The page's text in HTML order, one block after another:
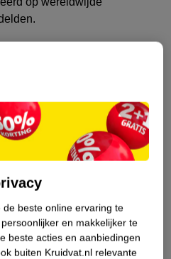
48%
permanente haarverf
beste online ervaring te
en makkelijker te
beste acties en aanbiedingen
buiten Kruidvat.nl relevante